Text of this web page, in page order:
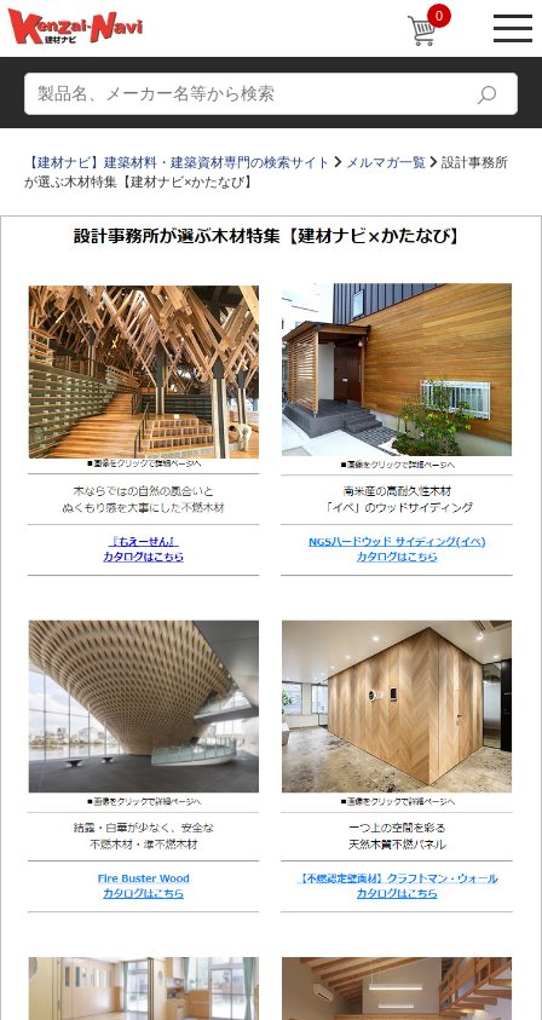
0
動画 ショールーム
かたなび コラム
すまいリング 設計士インタビュー
Q＆A 販売・施工代理店募集
お気に入り
【建材ナビ】建築材料・建築資材専門の検索サイト メルマガ一覧
設計事務所
が選ぶ木材特集【建材ナビ×かたなび】